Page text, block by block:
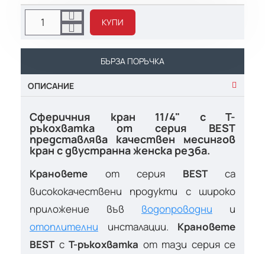
КУПИ
БЪРЗА ПОРЪЧКА
ОПИСАНИЕ
Сферичния кран 11/4" с Т-
ръкохватка от серия BEST
представлява качествен месингов
кран с двустранна женска резба.
Крановете от серия BESTса
висококачествени продукти с широко
приложение във водопроводни и
отоплителни инсталации. Крановете
BESTс T-ръкохватка от тази серия се